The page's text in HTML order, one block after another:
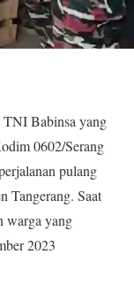
TNI Babinsa yang
0602/Serang
pulang
Tangerang. Saat
warga yang
2023